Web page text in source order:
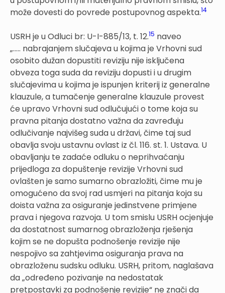
može dovesti do povrede postupovnog aspekta.14
USRH je u Odluci br: U-I-885/13, t. 12.15 naveo
„….. nabrajanjem slučajeva u kojima je Vrhovni sud
osobito dužan dopustiti reviziju nije isključena
obveza toga suda da reviziju dopusti i u drugim
slučajevima u kojima je ispunjen kriterij iz generalne
klauzule, a tumačenje generalne klauzule provest
će upravo Vrhovni sud odlučujući o tome koja su
pravna pitanja dostatno važna da zavređuju
odlučivanje najvišeg suda u državi, čime taj sud
obavlja svoju ustavnu ovlast iz čl. 116. st. 1. Ustava. U
obavljanju te zadaće odluku o neprihvaćanju
prijedloga za dopuštenje revizije Vrhovni sud
ovlašten je samo sumarno obrazložiti, čime mu je
omogućeno da svoj rad usmjeri na pitanja koja su
doista važna za osiguranje jedinstvene primjene
prava i njegova razvoja. U tom smislu USRH ocjenjuje
da dostatnost sumarnog obrazloženja rješenja
kojim se ne dopušta podnošenje revizije nije
nespojivo sa zahtjevima osiguranja prava na
obrazloženu sudsku odluku. USRH, pritom, naglašava
da „određeno pozivanje na nedostatak
pretpostavki za podnošenje revizije“ ne znači da